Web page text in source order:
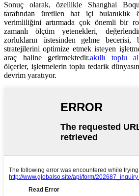
Sonuç olarak, özellikle Shanghai
tarafından üretilen hat içi bulanıklık
verimliliğini artırmada çok önemli bir
zamanlı ölçüm yetenekleri,
zorlukların üstesinden gelme
stratejilerini optimize etmek isteyen
araç haline getirmektedir.akıllı toplu
ölçerler, işletmelerin toplu tedarik
devrim yaratıyor.